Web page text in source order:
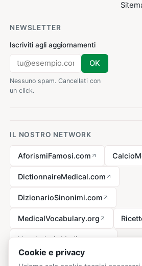
NEWSLETTER
Iscriviti agli aggiornamenti
OK
Nessuno spam. Cancellati con
un click.
IL NOSTRO NETWORK
AforismiFamosi.com
DictionnaireMedical.com
DizionarioSinonimi.com
MedicalVocabulary.org
VocabolarioMedico.com
Cookie e privacy